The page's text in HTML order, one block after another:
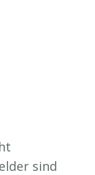
sind